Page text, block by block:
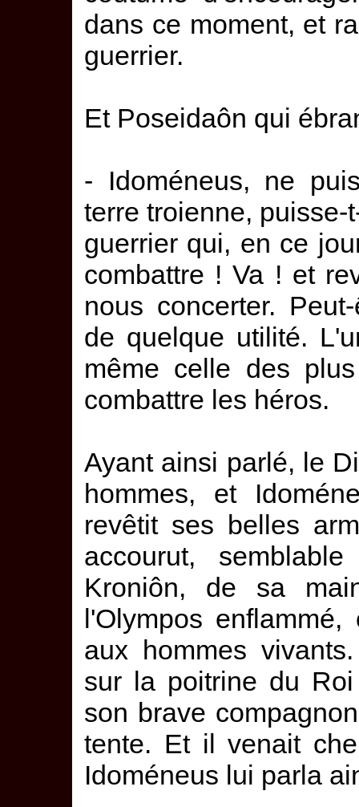
dans ce moment, et
guerrier.
Et Poseidaôn qui
- Idoméneus, ne
terre troienne,
guerrier qui, en ce
combattre ! Va ! et
nous concerter.
de quelque utilité.
même celle des
combattre les héros.
Ayant ainsi parlé, le
hommes, et
revêtit ses belles
accourut,
Kroniôn, de sa
l'Olympos
aux hommes
sur la poitrine du
son brave
tente. Et il venait
Idoméneus lui parla